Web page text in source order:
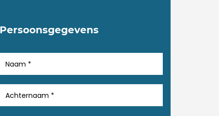
Persoonsgegevens